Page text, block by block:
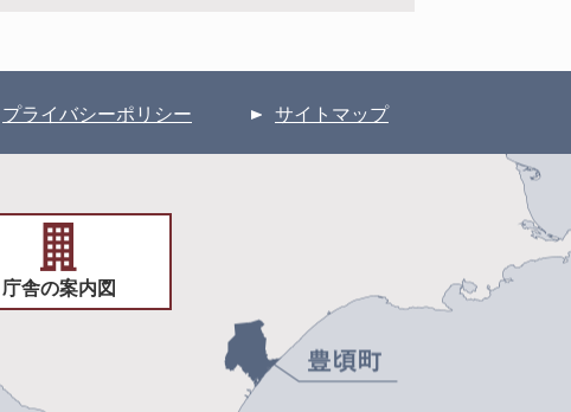
プライバシーポリシー サイトマップ
庁舎の案内図